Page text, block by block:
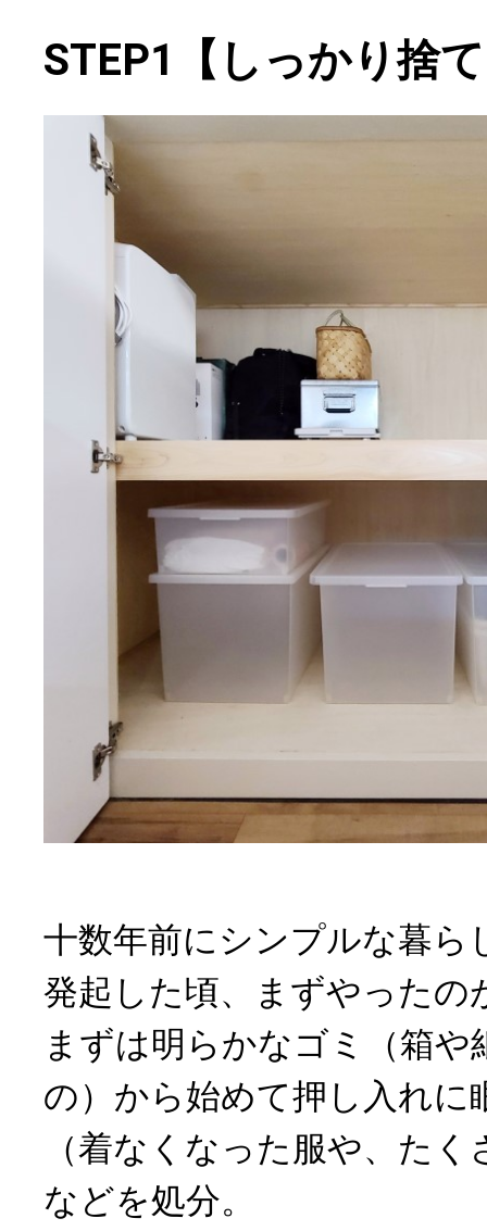
STEP1【しっかり捨
十数年前にシンプルな暮ら
発起した頃、まずやったの
まずは明らかなゴミ（箱や
の）から始めて押し入れに
（着なくなった服や、た
などを処分。